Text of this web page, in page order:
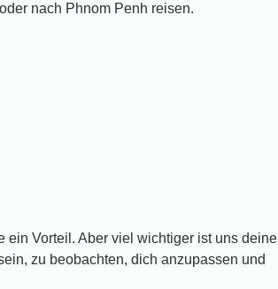
nach Phnom Penh reisen.
ein Vorteil. Aber viel wichtiger ist uns deine
zu beobachten, dich anzupassen und